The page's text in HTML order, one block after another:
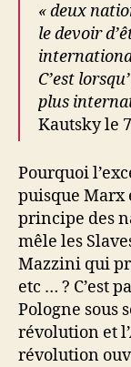
« deux
le devoir
C’est
plus
Kautsky le
Pourquoi
puisque Marx
principe des
mêle les
Mazzini qui
etc … ? C’est
Pologne sous
révolution et
révolution